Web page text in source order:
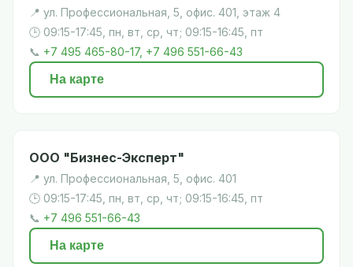
📍 ул. Профессиональная, 5, офис. 401, этаж 4
🕒 09:15-17:45, пн, вт, ср, чт; 09:15-16:45, пт
📞 +7 495 465-80-17, +7 496 551-66-43
На карте
ООО "Бизнес-Эксперт"
📍 ул. Профессиональная, 5, офис. 401
🕒 09:15-17:45, пн, вт, ср, чт; 09:15-16:45, пт
📞 +7 496 551-66-43
На карте